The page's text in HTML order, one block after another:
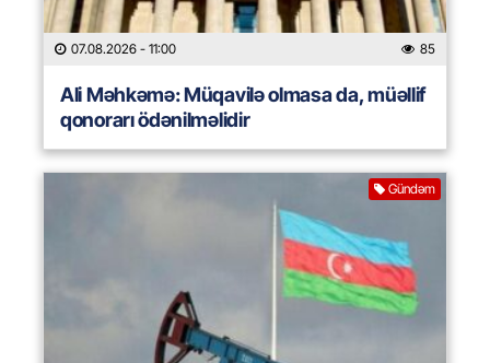
07.08.2026 - 11:00 85
Ali Məhkəmə: Müqavilə olmasa da, müəllif
qonorarı ödənilməlidir
Gündəm